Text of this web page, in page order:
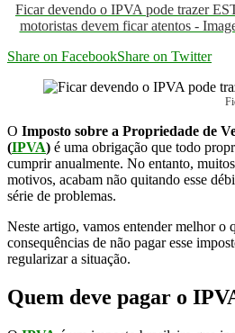
Ficar devendo o IPVA pode trazer
motoristas devem ficar atentos -
Share on FacebookShare on Twitter
O Imposto sobre a Propriedade de
(IPVA) é uma obrigação que todo
cumprir anualmente. No entanto,
motivos, acabam não quitando esse
série de problemas.
Neste artigo, vamos entender melhor o
consequências de não pagar esse
regularizar a situação.
Quem deve pagar o